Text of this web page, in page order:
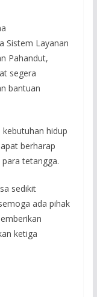
Sistem Layanan
Pahandut,
segera
bantuan
hidup
berharap
tetangga.
sedikit
ada pihak
ketiga